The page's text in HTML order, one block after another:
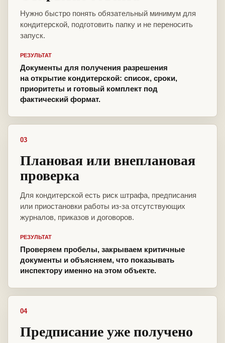
Нужно быстро понять обязательный минимум для
кондитерской, подготовить папку и не переносить
запуск.
РЕЗУЛЬТАТ
Документы для получения разрешения
на открытие кондитерской: список, сроки,
приоритеты и готовый комплект под
фактический формат.
03
Плановая или внеплановая
проверка
Для кондитерской есть риск штрафа, предписания
или приостановки работы из-за отсутствующих
журналов, приказов и договоров.
РЕЗУЛЬТАТ
Проверяем пробелы, закрываем критичные
документы и объясняем, что показывать
инспектору именно на этом объекте.
04
Предписание уже получено